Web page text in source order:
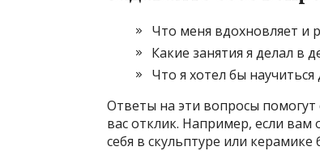
Что меня вдохновляет и
Какие занятия я делал в
Что я хотел бы научиться
Ответы на эти вопросы
вас отклик. Например, если
себя в скульптуре или